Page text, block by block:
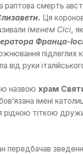
раптова смерть
Ця
іменем Сісі,
Франца-
підлеглих
від руки
назвою храм
імені
тіткою
передбачав